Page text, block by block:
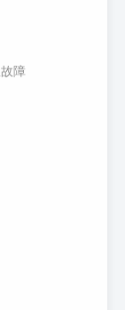
障